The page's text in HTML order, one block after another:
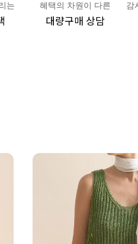
는 혜택의 차원이 다른
대량구매 상담
감